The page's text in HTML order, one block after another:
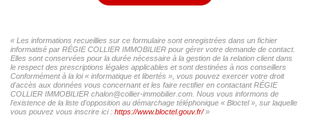
« Les informations recueillies sur ce formulaire sont enregistrées dans un fichier
informatisé par RÉGIE COLLIER IMMOBILIER pour gérer votre demande de contact.
Elles sont conservées pour la durée nécessaire à la gestion de la relation client dans
le respect des prescriptions légales applicables et sont destinées à nos conseillers
Conformément à la loi « informatique et libertés », vous pouvez exercer votre droit
d'accès aux données vous concernant et les faire rectifier en contactant RÉGIE
COLLIER IMMOBILIER chalon@collier-immobilier.com. Nous vous informons de
l'existence de la liste d'opposition au démarchage téléphonique « Bloctel », sur laquelle
vous pouvez vous inscrire ici : https://www.bloctel.gouv.fr/»